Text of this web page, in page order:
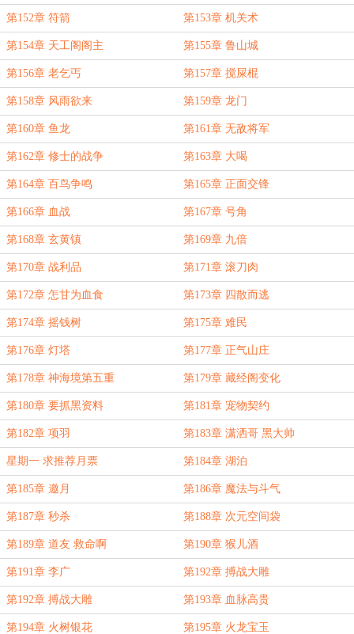
第152章 符箭 第153章 机关术
第154章 天工阁阁主 第155章 鲁山城
第156章 老乞丐 第157章 搅屎棍
第158章 风雨欲来 第159章 龙门
第160章 鱼龙 第161章 无敌将军
第162章 修士的战争 第163章 大喝
第164章 百鸟争鸣 第165章 正面交锋
第166章 血战 第167章 号角
第168章 玄黄镇 第169章 九倍
第170章 战利品 第171章 滚刀肉
第172章 怎甘为血食 第173章 四散而逃
第174章 摇钱树 第175章 难民
第176章 灯塔 第177章 正气山庄
第178章 神海境第五重 第179章 藏经阁变化
第180章 要抓黑资料 第181章 宠物契约
第182章 项羽 第183章 潇洒哥 黑大帅
星期一 求推荐月票 第184章 湖泊
第185章 邀月 第186章 魔法与斗气
第187章 秒杀 第188章 次元空间袋
第189章 道友 救命啊 第190章 猴儿酒
第191章 李广 第192章 搏战大雕
第192章 搏战大雕 第193章 血脉高贵
第194章 火树银花 第195章 火龙宝玉